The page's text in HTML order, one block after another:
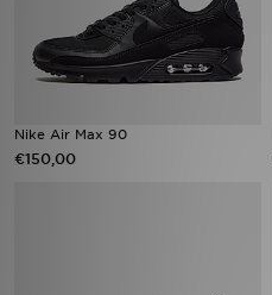
Nike Air Max 90
€150,00